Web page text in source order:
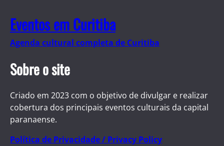
Eventos em Curitiba
Agenda cultural completa de Curitiba
Sobre o site
Criado em 2023 com o objetivo de divulgar e realizar
cobertura dos principais eventos culturais da capital
paranaense.
Política de Privacidade / Privacy Policy